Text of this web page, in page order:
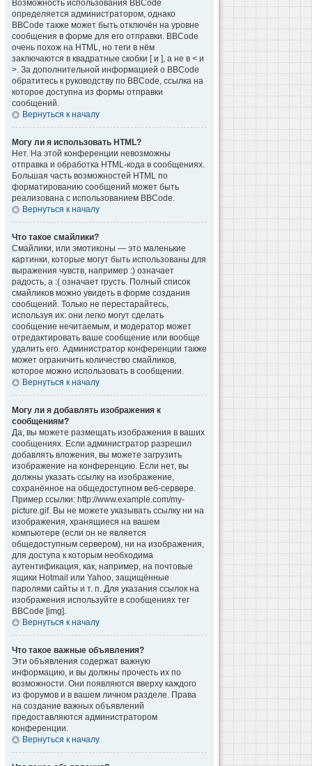
Возможность использования BBCode
определяется администратором, однако
BBCode также может быть отключён на уровне
сообщения в форме для его отправки. BBCode
очень похож на HTML, но теги в нём
заключаются в квадратные скобки [ и ], а не в < и
>. За дополнительной информацией о BBCode
обратитесь к руководству по BBCode, ссылка на
которое доступна из формы отправки
сообщений.
Вернуться к началу
Могу ли я использовать HTML?
Нет. На этой конференции невозможны
отправка и обработка HTML-кода в сообщениях.
Большая часть возможностей HTML по
форматированию сообщений может быть
реализована с использованием BBCode.
Вернуться к началу
Что такое смайлики?
Смайлики, или эмотиконы — это маленькие
картинки, которые могут быть использованы для
выражения чувств, например :) означает
радость, а :( означает грусть. Полный список
смайликов можно увидеть в форме создания
сообщений. Только не перестарайтесь,
используя их: они легко могут сделать
сообщение нечитаемым, и модератор может
отредактировать ваше сообщение или вообще
удалить его. Администратор конференции также
может ограничить количество смайликов,
которое можно использовать в сообщении.
Вернуться к началу
Могу ли я добавлять изображения к
сообщениям?
Да, вы можете размещать изображения в ваших
сообщениях. Если администратор разрешил
добавлять вложения, вы можете загрузить
изображение на конференцию. Если нет, вы
должны указать ссылку на изображение,
сохранённое на общедоступном веб-сервере.
Пример ссылки: http://www.example.com/my-
picture.gif. Вы не можете указывать ссылку ни на
изображения, хранящиеся на вашем
компьютере (если он не является
общедоступным сервером), ни на изображения,
для доступа к которым необходима
аутентификация, как, например, на почтовые
ящики Hotmail или Yahoo, защищённые
паролями сайты и т. п. Для указания ссылок на
изображения используйте в сообщениях тег
BBCode [img].
Вернуться к началу
Что такое важные объявления?
Эти объявления содержат важную
информацию, и вы должны прочесть их по
возможности. Они появляются вверху каждого
из форумов и в вашем личном разделе. Права
на создание важных объявлений
предоставляются администратором
конференции.
Вернуться к началу